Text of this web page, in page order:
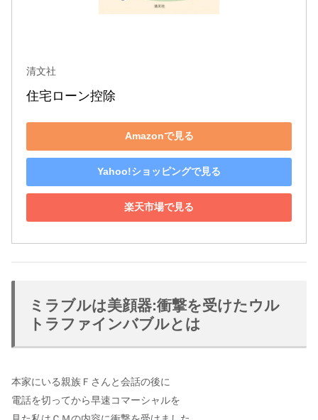
清文社
住宅ローン控除
Amazonで見る
Yahoo!ショッピングで見る
楽天市場で見る
ミラブルは美顔器:衝撃を受けたウル
トラファインバブルとは
本家にいる親族Ｆさんと会話の後に
電話を切ってから早速コマーシャルを